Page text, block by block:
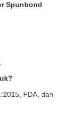
Spunbond
FDA, dan